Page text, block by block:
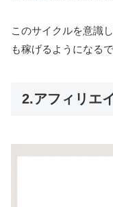
このサイクルを意識
も稼げるようになるで
2.アフィリエ